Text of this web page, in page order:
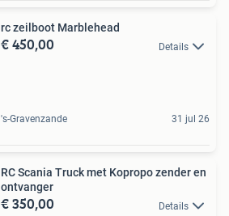
rc zeilboot Marblehead
€ 450,00 Details
's-Gravenzande 31 jul 26
RC Scania Truck met Kopropo zender en
ontvanger
€ 350,00 Details